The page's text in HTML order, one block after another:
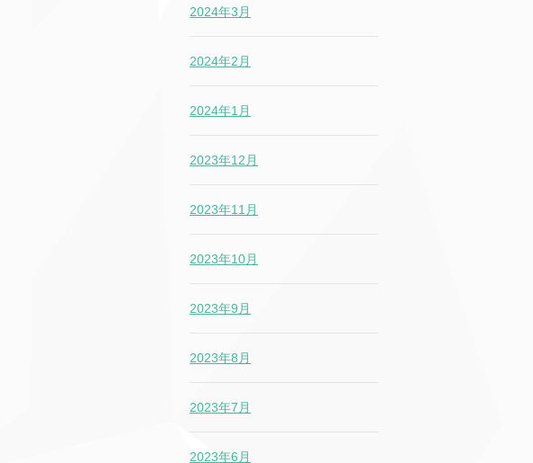
2024年3月
2024年2月
2024年1月
2023年12月
2023年11月
2023年10月
2023年9月
2023年8月
2023年7月
2023年6月